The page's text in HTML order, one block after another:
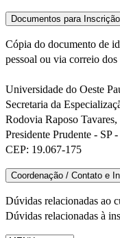
Documentos para
Cópia do documento de
pessoal ou via correio
Universidade do Oeste
Secretaria da
Rodovia Raposo
Presidente Prudente - SP
CEP: 19.067-175
Coordenação / Contato e
Dúvidas relacionadas ao
Dúvidas relacionadas à